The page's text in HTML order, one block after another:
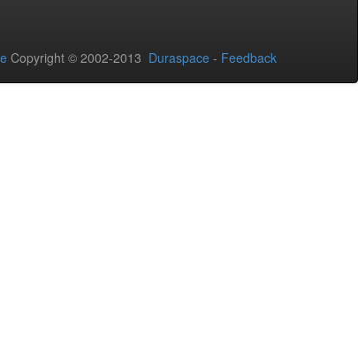
Copyright © 2002-2013 Duraspace - Feedback